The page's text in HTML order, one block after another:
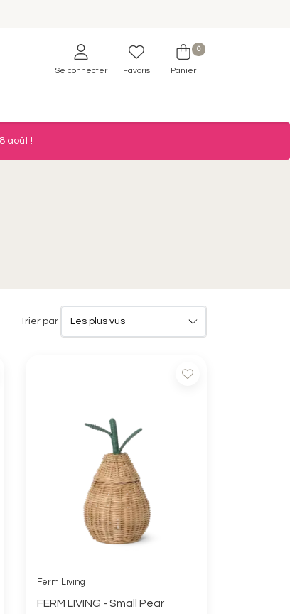
Se connecter Favoris
0
Panier
août !
Trier par
Ferm Living
FERM LIVING - Small Pear